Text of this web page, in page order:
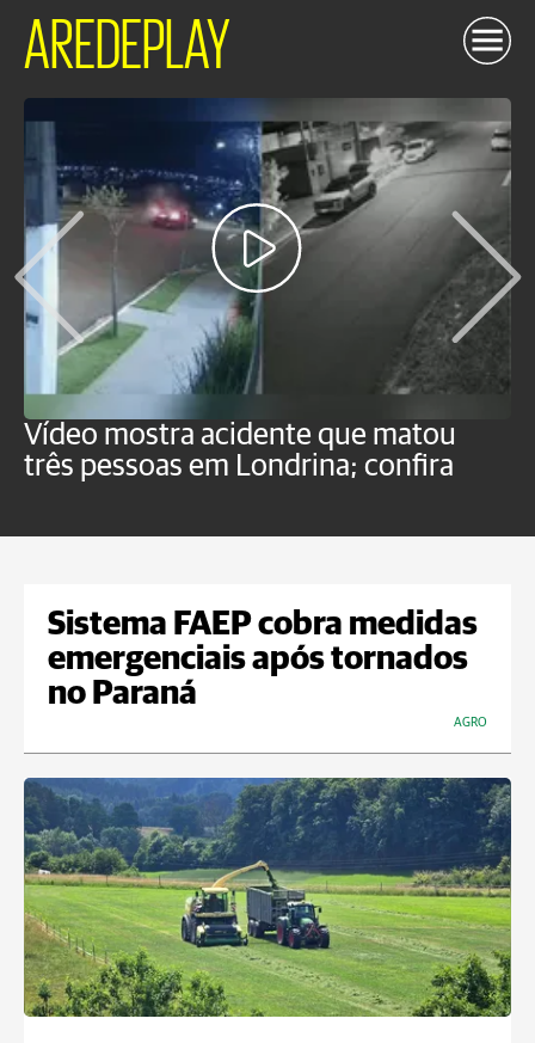
AREDEPLAY
Vídeo mostra acidente que matou
três pessoas em Londrina; confira
Sistema FAEP cobra medidas
emergenciais após tornados
no Paraná
AGRO